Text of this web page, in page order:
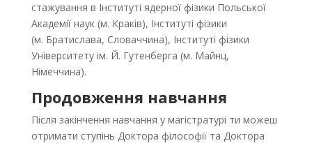
стажування в Інституті ядерної фізики Польської
Академії наук (м. Краків), Інституті фізики
(м. Братислава, Словаччина), Інституті фізики
Університету ім. Й. Гутенберга (м. Майнц,
Німеччина).
Продовження навчання
Після закінчення навчання у магістратурі ти можеш
отримати ступінь Доктора філософії та Доктора